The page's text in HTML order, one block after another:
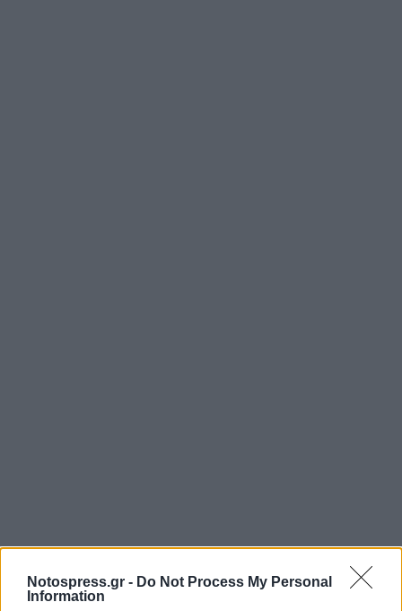
Notospress.gr - Do Not Process My Personal
Information
Δραστηριοποιήθηκε πολιτικά από νεαρή ηλικία